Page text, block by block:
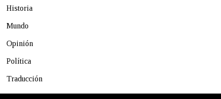
Historia
Mundo
Opinión
Política
Traducción